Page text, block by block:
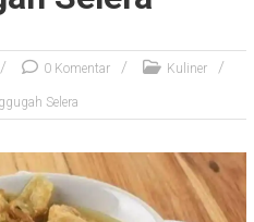
0 Komentar Kuliner
Selera